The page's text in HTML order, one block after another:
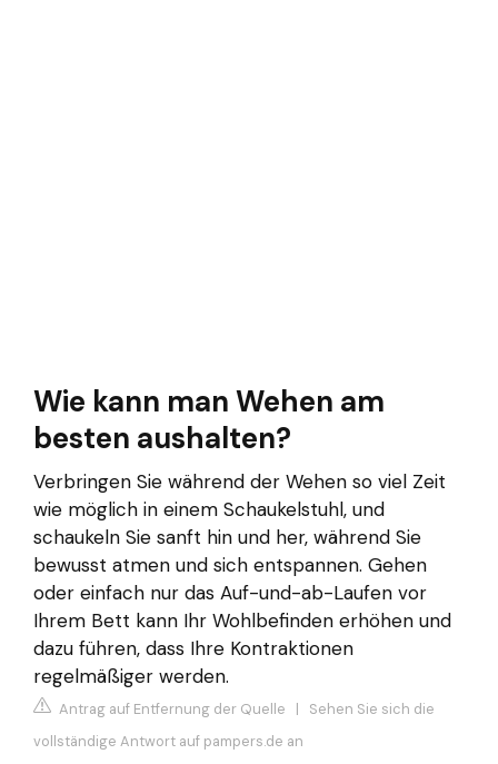
Wie kann man Wehen am
besten aushalten?
Verbringen Sie während der Wehen so viel Zeit
wie möglich in einem Schaukelstuhl, und
schaukeln Sie sanft hin und her, während Sie
bewusst atmen und sich entspannen. Gehen
oder einfach nur das Auf-und-ab-Laufen vor
Ihrem Bett kann Ihr Wohlbefinden erhöhen und
dazu führen, dass Ihre Kontraktionen
regelmäßiger werden.
Antrag auf Entfernung der Quelle | Sehen Sie sich die
vollständige Antwort auf pampers.de an